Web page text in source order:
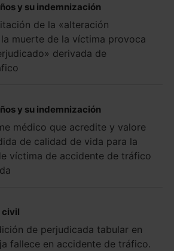
y su indemnización
de la «alteración
muerte de la víctima provoca
derivada de
y su indemnización
médico que acredite y valore
de calidad de vida para la
víctima de accidente de tráfico
civil
de perjudicada tabular en
fallece en accidente de tráfico.